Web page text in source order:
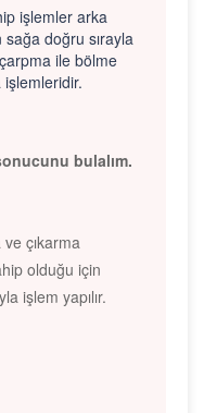
işlemler arka
doğru sırayla
ile bölme
işlemleridir.
bulalım.
çıkarma
olduğu için
işlem yapılır.